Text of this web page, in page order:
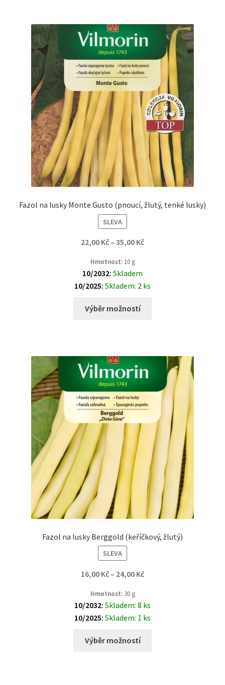
Fazol na lusky Monte Gusto (pnoucí, žlutý, tenké lusky)
SLEVA
22,00 Kč – 35,00 Kč
Hmotnost: 10 g
10/2032: Skladem
10/2025: Skladem: 2 ks
Výběr možností
Fazol na lusky Berggold (keříčkový, žlutý)
SLEVA
16,00 Kč – 24,00 Kč
Hmotnost: 30 g
10/2032: Skladem: 8 ks
10/2025: Skladem: 1 ks
Výběr možností